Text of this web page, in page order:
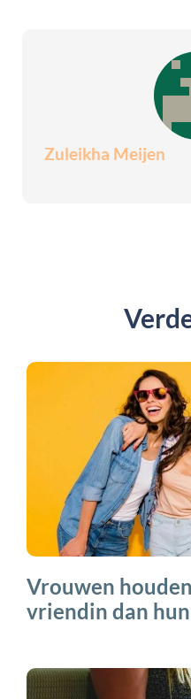
Zuleikha Meijen
Vrouwen
vriendin dan